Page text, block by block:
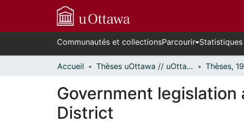
Communautés et collectionsParcourir Statistiques
Accueil Thèses uOttawa // uOttawa Theses
Government
District